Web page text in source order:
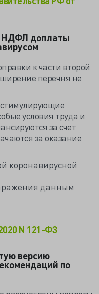
НДФЛ доплаты
к части второй
перечня не
стимулирующие
условия труда и
за счет
за оказание
коронавирусной
данным
N 121-ФЗ
версию
по